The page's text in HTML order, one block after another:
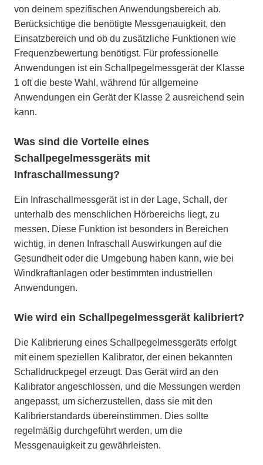
von deinem spezifischen Anwendungsbereich ab.
Berücksichtige die benötigte Messgenauigkeit, den
Einsatzbereich und ob du zusätzliche Funktionen wie
Frequenzbewertung benötigst. Für professionelle
Anwendungen ist ein Schallpegelmessgerät der Klasse
1 oft die beste Wahl, während für allgemeine
Anwendungen ein Gerät der Klasse 2 ausreichend sein
kann.
Was sind die Vorteile eines
Schallpegelmessgeräts mit
Infraschallmessung?
Ein Infraschallmessgerät ist in der Lage, Schall, der
unterhalb des menschlichen Hörbereichs liegt, zu
messen. Diese Funktion ist besonders in Bereichen
wichtig, in denen Infraschall Auswirkungen auf die
Gesundheit oder die Umgebung haben kann, wie bei
Windkraftanlagen oder bestimmten industriellen
Anwendungen.
Wie wird ein Schallpegelmessgerät kalibriert?
Die Kalibrierung eines Schallpegelmessgeräts erfolgt
mit einem speziellen Kalibrator, der einen bekannten
Schalldruckpegel erzeugt. Das Gerät wird an den
Kalibrator angeschlossen, und die Messungen werden
angepasst, um sicherzustellen, dass sie mit den
Kalibrierstandards übereinstimmen. Dies sollte
regelmäßig durchgeführt werden, um die
Messgenauigkeit zu gewährleisten.